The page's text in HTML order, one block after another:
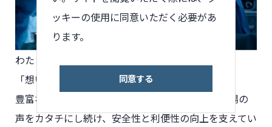
ッキーの使用に同意いただく必要があ
ります。
同意する
わたしたちが製品づくりで
「想いを実現すること」です。
豊富な知識と経験、確かな技術をもとに、医療現場の
声をカタチにし続け、安全性と利便性の向上を支えてい